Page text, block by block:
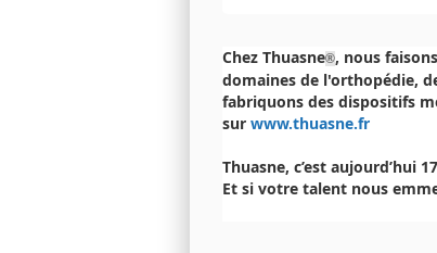
Chez Thuasne®, nous
domaines de l'orthopédie,
fabriquons des dispositifs
sur www.thuasne.fr
Thuasne, c’est aujourd’hui
Et si votre talent nous